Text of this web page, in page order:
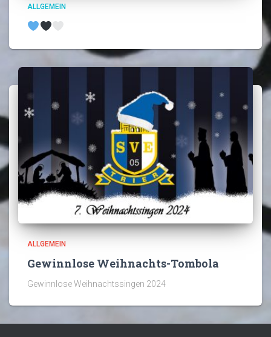
ALLGEMEIN
ALLGEMEIN
Gewinnlose Weihnachts-Tombola
Gewinnlose Weihnachtssingen 2024